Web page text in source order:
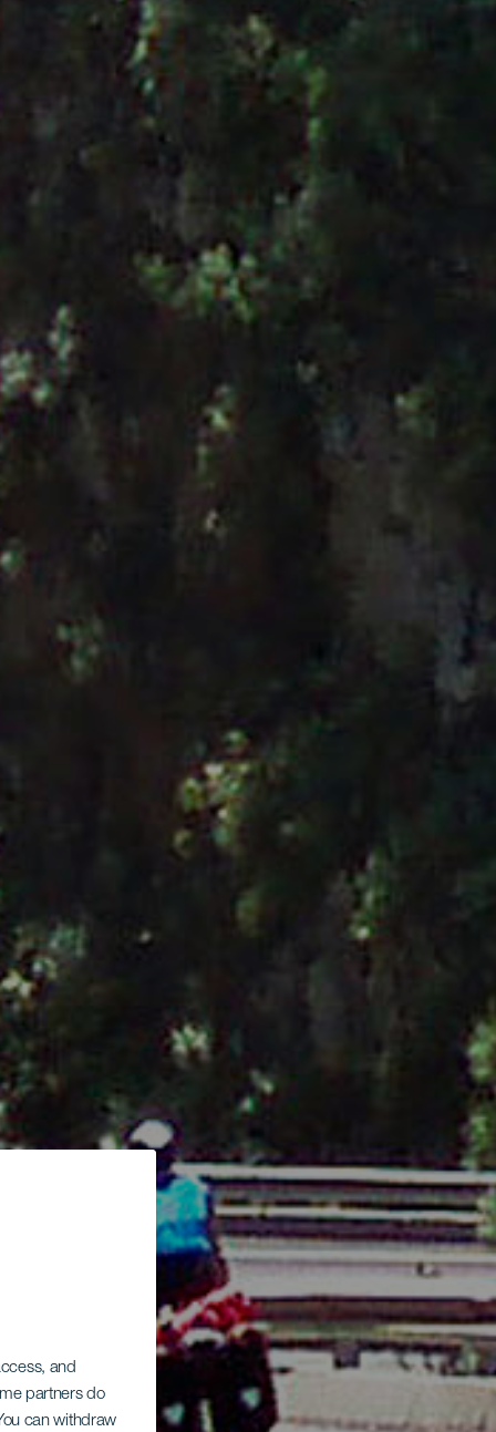
and
partners do
can withdraw